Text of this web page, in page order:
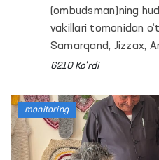
(ombudsman)ning
vakillari tomonidan
Samarqand, Jizzax,
Toshkent viloyatlari
penetensiar
amalga oshirildi.
6210 Ko'rdi
monitoring